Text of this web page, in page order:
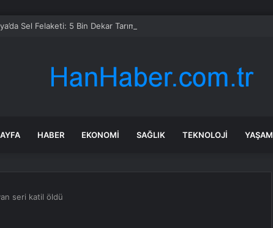
Sel Felaketi: 5 Bin Dekar Tarım Alanı Etkilendi
HABER EKONOMI SAĞLIK TEKNOLOJI YAŞAM
seri katil öldü